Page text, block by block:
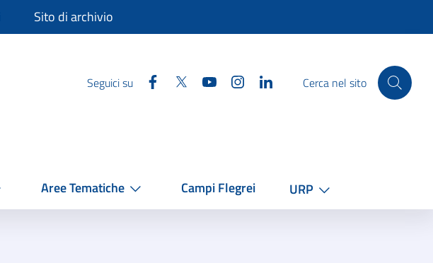
Sito di archivio
Seguici su Facebook
Twitter YouTube InstagramLinkedinCerca nel sito
Aree Tematiche Campi Flegrei URP